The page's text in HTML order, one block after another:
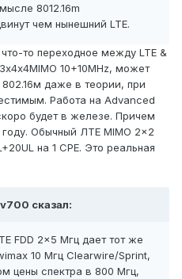
8012.16m
чем нынешний LTE.
то переходное между LTE &
10+10MHz, может
даже в теории, при
Работа на Advanced
будет в железе. Причем
Обычный ЛТЕ MIMO 2x2
на 1 CPE. Это реальная
сказал:
FDD 2x5 Мгц дает тот же
10 Мгц Clearwire/Sprint,
цены спектра в 800 Мгц,